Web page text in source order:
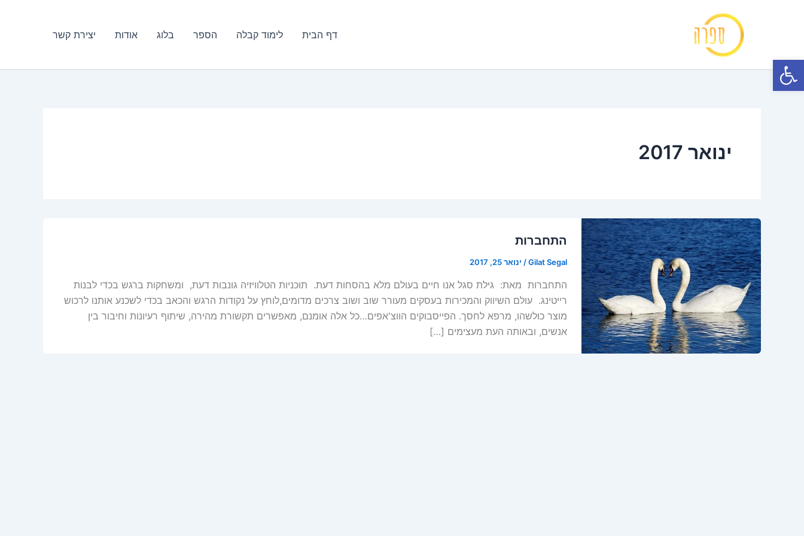
פתח סרגל נגישות
דף הבית
לימוד קבלה הספר בלוג אודות יצירת קשר
ינואר 2017
התחברות
Gilat Segal
/ ינואר 25, 2017
התחברות מאת: גילת סגל אנו חיים בעולם מלא בהסחות דעת. תוכניות הטלוויזיה גונבות דעת, ומשחקות ברגש בכדי לבנות
רייטינג. עולם השיווק והמכירות בעסקים מעורר שוב ושוב צרכים מדומים,לוחץ על נקודות הרגש והכאב בכדי לשכנע אותנו לרכוש
מוצר כולשהו, מרפא לחסך. הפייסבוקים הווצ'אפים…כל אלה אומנם, מאפשרים תקשורת מהירה, שיתוף רעיונות וחיבור בין
אנשים, ובאותה העת מעצימים […]